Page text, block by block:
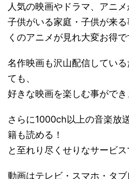
人気の映画やドラマ、アニメ
子供がいる家庭・子供が来
くのアニメが見れ大変お得で
名作映画も沢山配信してい
ても、
好きな映画を楽しむ事ができ
さらに1000ch以上の音楽放
籍も読める！
と至れり尽くせりなサービス
動画はテレビ・スマホ・タ